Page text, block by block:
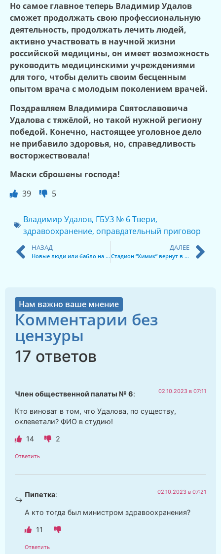
Но самое главное теперь Владимир Удалов
сможет продолжать свою профессиональную
деятельность, продолжать лечить людей,
активно участвовать в научной жизни
российской медицины, он имеет возможность
руководить медицинскими учреждениями
для того, чтобы делить своим бесценным
опытом врача с молодым поколением врачей.
Поздравляем Владимира Святославовича
Удалова с тяжёлой, но такой нужной региону
победой. Конечно, настоящее уголовное дело
не прибавило здоровья, но, справедливость
восторжествовала!
Маски сброшены господа!
39
5
Владимир Удалов, ГБУЗ № 6 Твери,
здравоохранение, оправдательный приговор
НАЗАД
Новые люди или бабло на блюде
ДАЛЕЕ
Стадион “Химик” вернут в суд
Нам важно ваше мнение
Комментарии без
цензуры
17 ответов
Член общественной палаты № 6: 02.10.2023 в 07:11
Кто виноват в том, что Удалова, по существу,
оклеветали? ФИО в студию!
14 2
Ответить
Пипетка: 02.10.2023 в 07:21
А кто тогда был министром здравоохранения?
11
Ответить